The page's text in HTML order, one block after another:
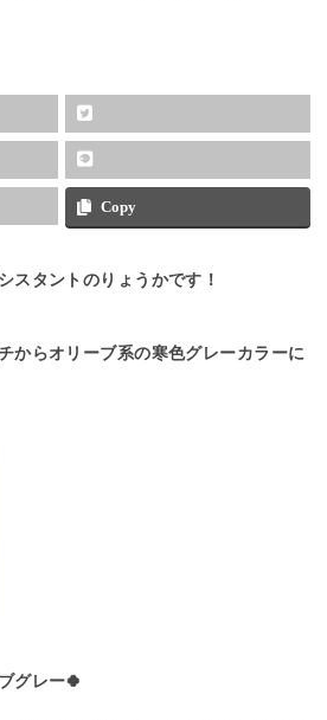
Copy
スタントのりょうかです！
からオリーブ系の寒色グレーカラーに
グレー🍀